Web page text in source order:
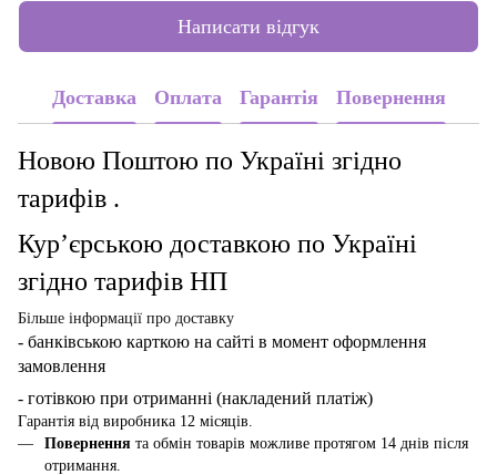
Написати відгук
Доставка Оплата Гарантія Повернення
Новою Поштою по Україні згідно
тарифів .
Кур’єрською доставкою по Україні
згідно тарифів НП
Більше інформації про доставку
- банківською карткою на сайті в момент оформлення
замовлення
- готівкою при отриманні (накладений платіж)
Гарантія від виробника 12 місяців.
Повернення та обмін товарів можливе протягом 14 днів після
отримання.